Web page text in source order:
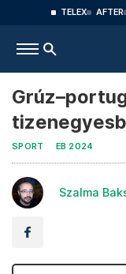
TELEX AFTER
SPORT EB 2024
Szalma